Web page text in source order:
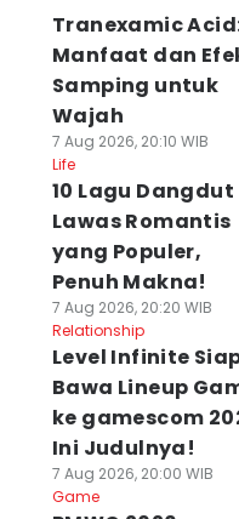
Tranexamic
Manfaat dan
Samping untuk
Wajah
7 Aug 2026, 20:10 WIB
Life
10 Lagu Dangdut
Lawas Romantis
yang Populer,
Penuh Makna!
7 Aug 2026, 20:20 WIB
Relationship
Level Infinite
Bawa Lineup
ke gamescom
Ini Judulnya!
7 Aug 2026, 20:00 WIB
Game